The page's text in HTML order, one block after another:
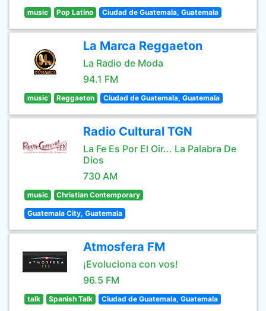
music Pop Latino Ciudad de Guatemala, Guatemala
La Marca Reggaeton
La Radio de Moda
94.1 FM
music Reggaeton Ciudad de Guatemala, Guatemala
Radio Cultural TGN
La Fe Es Por El Oir... La Palabra De
Dios
730 AM
music Christian Contemporary
Guatemala City, Guatemala
Atmosfera FM
¡Evoluciona con vos!
96.5 FM
talk Spanish Talk Ciudad de Guatemala, Guatemala